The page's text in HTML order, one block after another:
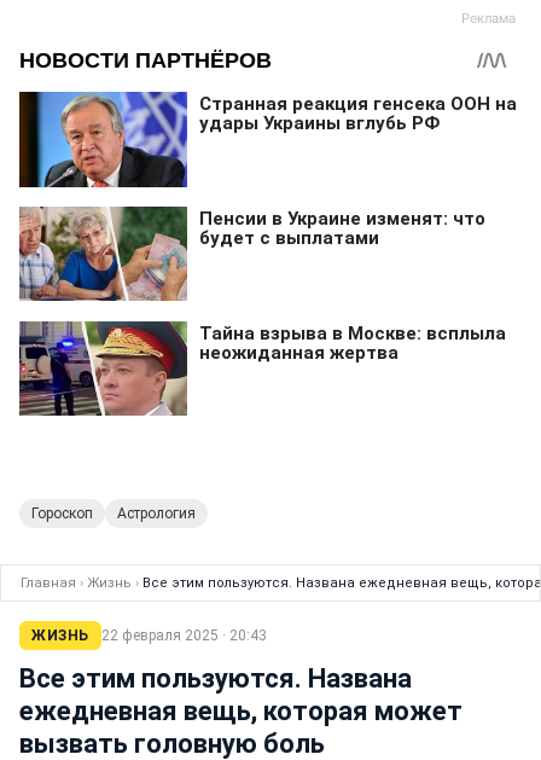
Гороскоп Астрология
Главная › Жизнь › Все этим пользуются. Названа ежедневная вещь,
ЖИЗНЬ 22 февраля 2025 · 20:43
Все этим пользуются. Названа
ежедневная вещь, которая может
вызвать головную боль